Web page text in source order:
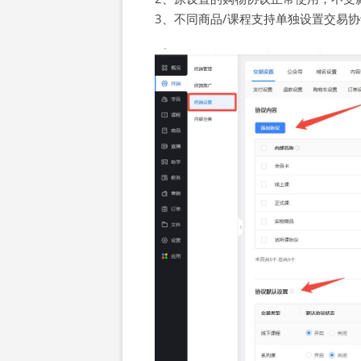
3、不同商品/课程支持单独设置交易